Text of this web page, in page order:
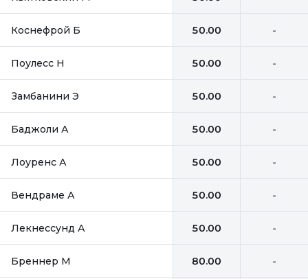
Коснефрой Б 50.00 -
Поулесс Н 50.00 -
Замбанини Э 50.00 -
Баджоли А 50.00 -
Лоуренс А 50.00 -
Вендраме А 50.00 -
Лекнессунд А 50.00 -
Бреннер М 80.00 -